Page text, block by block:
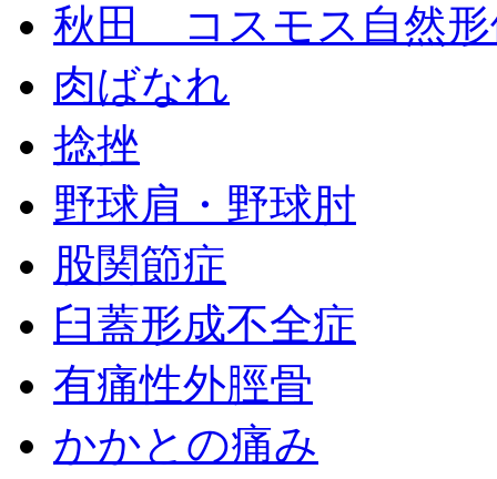
秋田 コスモス自然形
肉ばなれ
捻挫
野球肩・野球肘
股関節症
臼蓋形成不全症
有痛性外脛骨
かかとの痛み